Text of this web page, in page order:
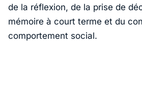
de la réflexion, de la prise de
mémoire à court terme et du
comportement social.